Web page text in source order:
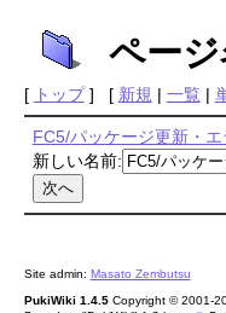
ペー
[ トップ] [ 新規 | 一覧 |
FC5/パッケージ更新・エ
新しい名前:
Site admin: Masato Zembutsu
PukiWiki 1.4.5Copyright © 2001-